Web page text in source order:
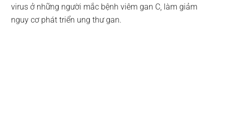
virus ở những người mắc bệnh viêm gan C, làm giảm
nguy cơ phát triển ung thư gan.